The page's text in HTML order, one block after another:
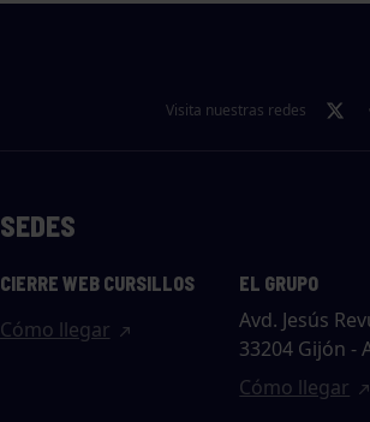
Visita nuestras redes
SEDES
CIERRE WEB CURSILLOS
Cómo llegar
EL GRUPO
Avd. Jesús
33204 Gijón -
Cómo llegar